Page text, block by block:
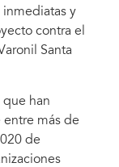
y
contra el
Santa
que han
más de
de